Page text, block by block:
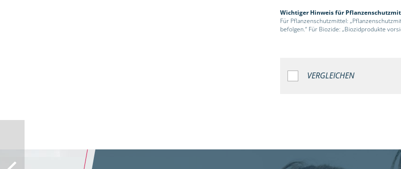
Wichtiger Hinweis für
Für Pflanzenschutzmittel:
befolgen.“ Für Biozide: „Biozidprodukte
VERGLEICHEN